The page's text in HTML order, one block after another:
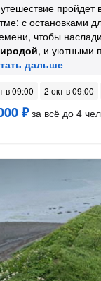
пройдет
с остановками
чтобы
, и уютными
в 09:00 2 окт в 09:00
₽за всё до 4